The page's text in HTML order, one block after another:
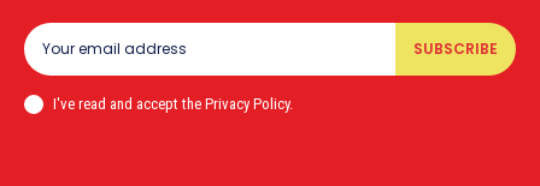
SUBSCRIBE
I've read and accept the Privacy Policy.